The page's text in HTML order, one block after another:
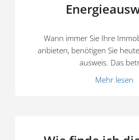
Wann immer Sie Ihre
anbieten, benötigen Sie
ausweis. Das
Mehr lesen